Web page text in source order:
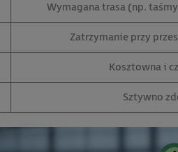
Wymagana trasa (np.
Zatrzymanie przy
Kosztowna i
Sztywno